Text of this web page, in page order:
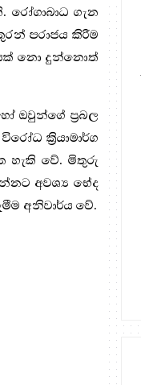
රෝගාබාධ ගැන
පරාජය කිරීම
නො දුන්නොත්
ඔවුන්ගේ ප්‍රබල
ක්‍රියාමාර්ග
හැකි වේ. මිතුරු
අවශ්‍ය භේද
අනිවාර්ය වේ.